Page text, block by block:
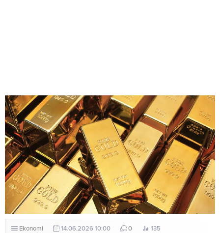
Ekonomi 14.06.2026 10:00 0 135